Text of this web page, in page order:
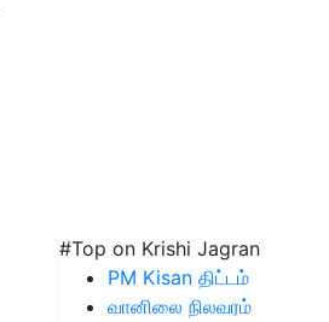
#Top on Krishi Jagran
PM Kisan திட்டம்
வானிலை நிலவரம்